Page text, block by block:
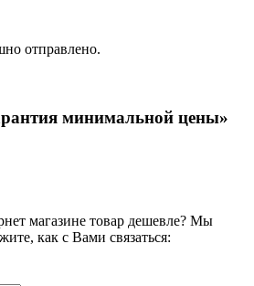
отправлено.
минимальной цены»
магазине товар дешевле? Мы
как с Вами связаться: